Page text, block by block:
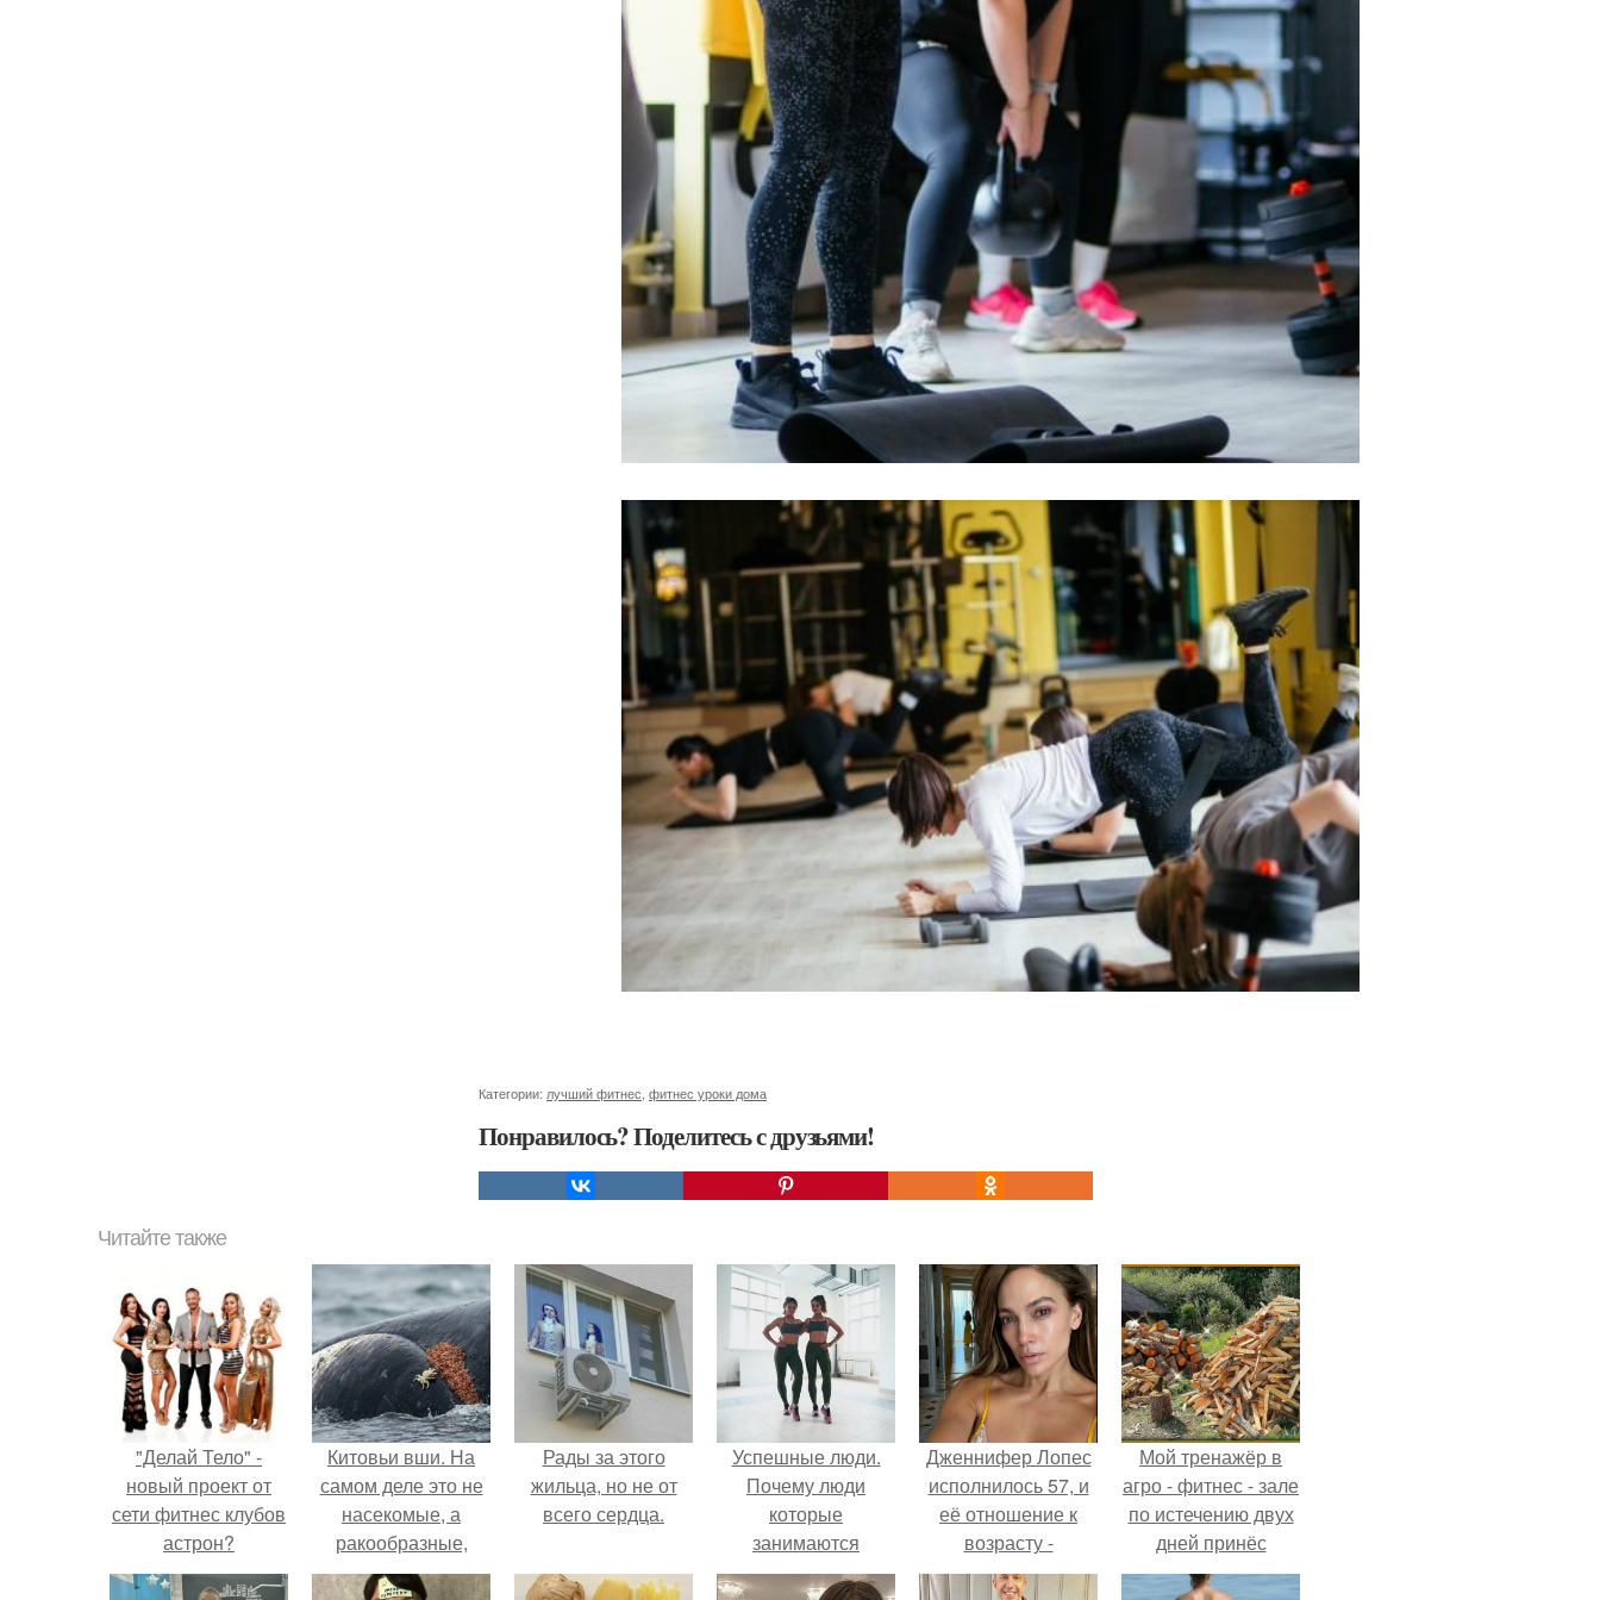
Категории: лучший фитнес фитнес уроки дома
Понравилось? Поделитесь с друзьями!
Читайте также
"Делай Тело" -
новый проект от
сети фитнес клубов
астрон?
Китовьи вши. На
самом деле это не
насекомые, а
ракообразные,
относящиеся к
Рады за этого
жильца, но не от
всего сердца.
Успешные люди.
Почему люди
которые
занимаются
спортом всегда
Дженнифер Лопес
исполнилось 57, и
её отношение к
возрасту -
настоящий
Мой тренажёр в
агро - фитнес - зале
по истечению двух
дней принёс
ощутимый